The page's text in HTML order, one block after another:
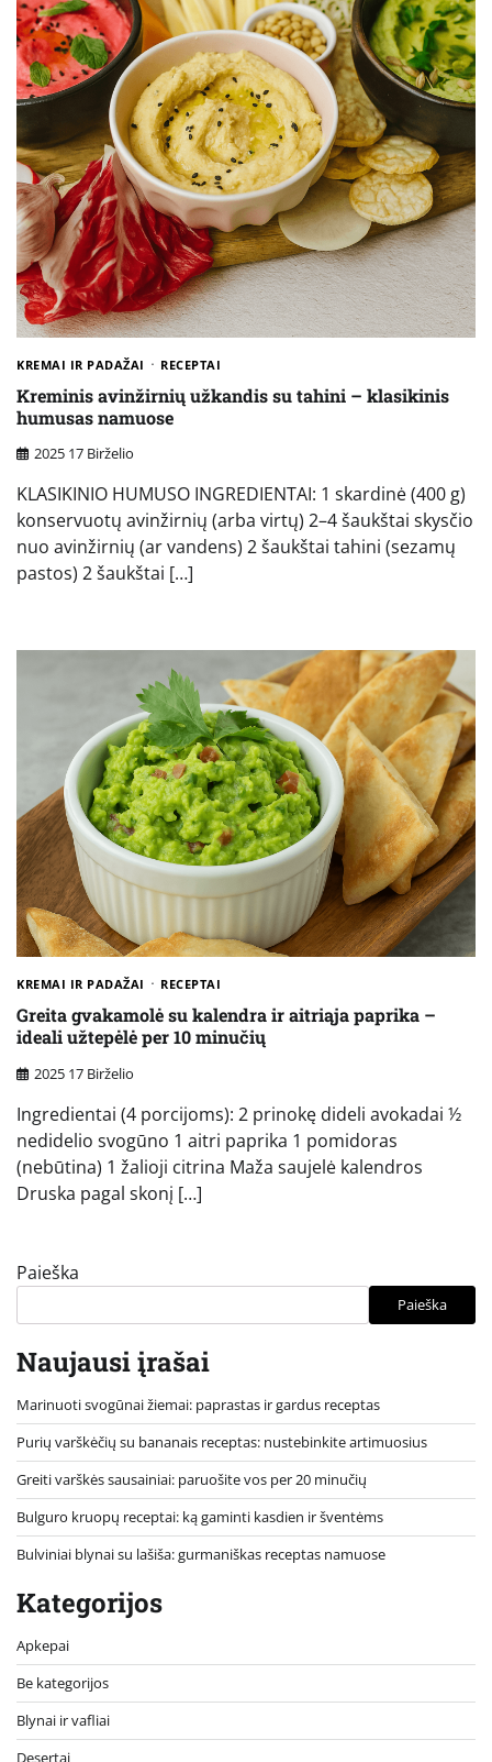
KREMAI IR PADAŽAI RECEPTAI
Kreminis avinžirnių užkandis su tahini – klasikinis
humusas namuose
2025 17 Birželio
KLASIKINIO HUMUSO INGREDIENTAI: 1 skardinė (400 g)
konservuotų avinžirnių (arba virtų) 2–4 šaukštai skysčio
nuo avinžirnių (ar vandens) 2 šaukštai tahini (sezamų
pastos) 2 šaukštai […]
KREMAI IR PADAŽAI RECEPTAI
Greita gvakamolė su kalendra ir aitriąja paprika –
ideali užtepėlė per 10 minučių
2025 17 Birželio
Ingredientai (4 porcijoms): 2 prinokę dideli avokadai ½
nedidelio svogūno 1 aitri paprika 1 pomidoras
(nebūtina) 1 žalioji citrina Maža saujelė kalendros
Druska pagal skonį […]
Paieška
Paieška
Naujausi įrašai
Marinuoti svogūnai žiemai: paprastas ir gardus receptas
Purių varškėčių su bananais receptas: nustebinkite artimuosius
Greiti varškės sausainiai: paruošite vos per 20 minučių
Bulguro kruopų receptai: ką gaminti kasdien ir šventėms
Bulviniai blynai su lašiša: gurmaniškas receptas namuose
Kategorijos
Apkepai
Be kategorijos
Blynai ir vafliai
Desertai